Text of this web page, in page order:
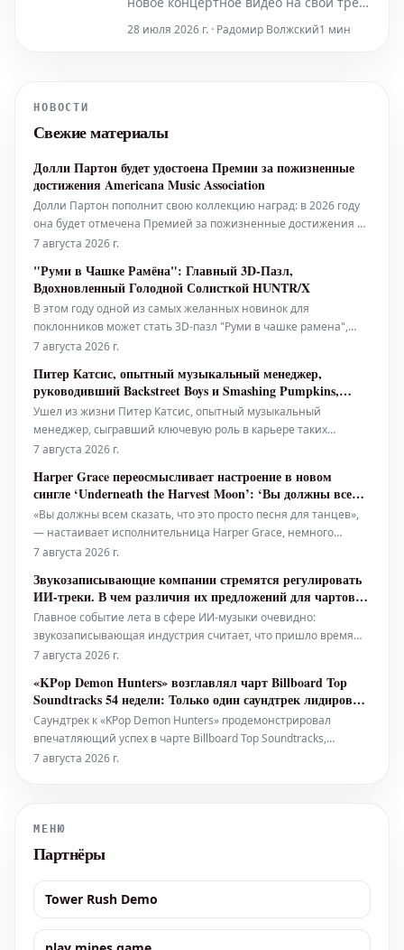
«Engine 45». Эти кадры были записаны
во время их выступления в 2025 году.
28 июля 2026 г. · Радомир Волжский1 мин
НОВОСТИ
Свежие материалы
Долли Партон будет удостоена Премии за пожизненные
достижения Americana Music Association
Долли Партон пополнит свою коллекцию наград: в 2026 году
она будет отмечена Премией за пожизненные достижения от
Americana Music Association. Эта награда присуждается в знак
песен и творца, а также за создание обширного музыкального
ката
7 августа 2026 г.
"Руми в Чашке Рамёна": Главный 3D-Пазл,
Вдохновленный Голодной Солисткой HUNTR/X
В этом году одной из самых желанных новинок для
поклонников может стать 3D-пазл "Руми в чашке рамена",
который наверняка пополнит ряды культовых игрушек.
мотивам популярного сериала Netflix "KPop Demon Hunters":
138-детальный 3D-пазл, из котор
7 августа 2026 г.
Питер Катсис, опытный музыкальный менеджер,
руководивший Backstreet Boys и Smashing Pumpkins,
скончался в 69 лет
Ушел из жизни Питер Катсис, опытный музыкальный
менеджер, сыгравший ключевую роль в карьере таких
артистов, как Backstreet Boys, Korn, The Smashing Pumpkins и
музыкальной индустрии в 23 года в родном Чикаго, где он
открыл и стал мен
7 августа 2026 г.
Harper Grace переосмысливает настроение в новом
сингле ‘Underneath the Harvest Moon’: ‘Вы должны всем
сказать, что это просто песня для танцев’
«Вы должны всем сказать, что это просто песня для танцев»,
— настаивает исполнительница Harper Grace, немного
нервничая из-за одной фразы в своем завораживающем
поет о том, что она «в настроении для «стучащих сапог» (in a
knockin
7 августа 2026 г.
Звукозаписывающие компании стремятся регулировать
ИИ-треки. В чем различия их предложений для чартов и
стриминговых сервисов?
Главное событие лета в сфере ИИ-музыки очевидно:
звукозаписывающая индустрия считает, что пришло время
регулировать песни, созданные искусственным интеллектом.
индустрии звукозаписи — включая RIAA, A2IM и SAG-AFTRA —
представила предло
7 августа 2026 г.
«KPop Demon Hunters» возглавлял чарт Billboard Top
Soundtracks 54 недели: Только один саундтрек лидировал
дольше
Саундтрек к «KPop Demon Hunters» продемонстрировал
впечатляющий успех в чарте Billboard Top Soundtracks,
удерживая первое место в течение 54 недель подряд. Это
7 августа 2026 г.
МЕНЮ
Партнёры
Tower Rush Demo